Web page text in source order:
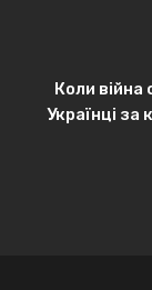
Коли війна
Українці за